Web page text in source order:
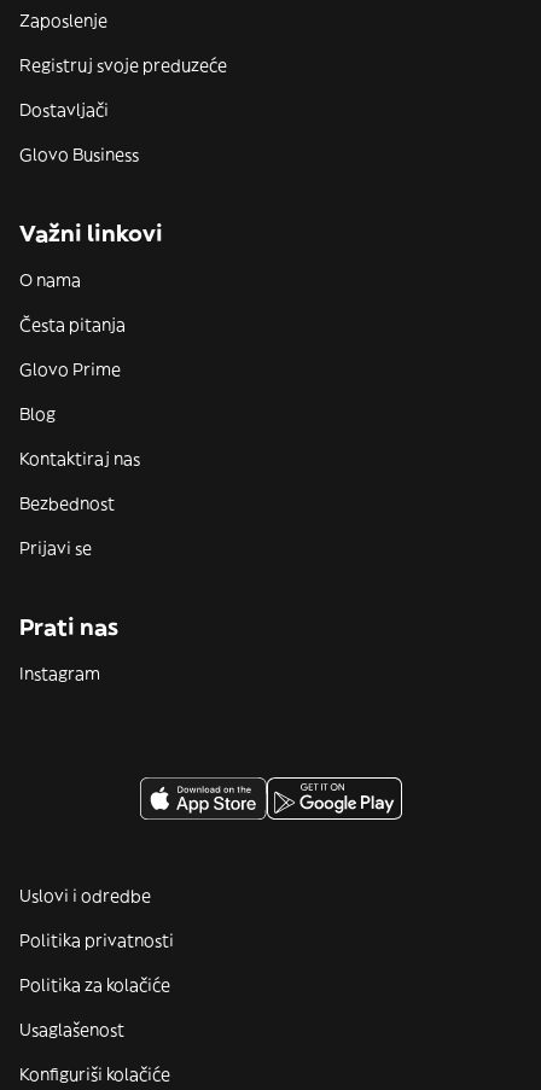
Zaposlenje
Registruj svoje preduzeće
Dostavljači
Glovo Business
Važni linkovi
O nama
Česta pitanja
Glovo Prime
Blog
Kontaktiraj nas
Bezbednost
Prijavi se
Prati nas
Instagram
Uslovi i odredbe
Politika privatnosti
Politika za kolačiće
Usaglašenost
Konfiguriši kolačiće